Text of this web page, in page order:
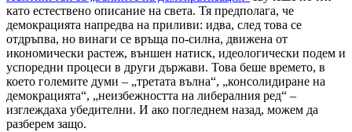
като естествено описание на света. Тя предполага, че
демокрацията напредва на приливи: идва, след това се
отдръпва, но винаги се връща по-силна, движена от
икономически растеж, външен натиск, идеологически подем и
успоредни процеси в други държави. Това беше времето, в
което големите думи – „третата вълна“, „консолидиране на
демокрацията“, „неизбежността на либералния ред“ –
изглеждаха убедителни. И ако погледнем назад, можем да
разберем защо.